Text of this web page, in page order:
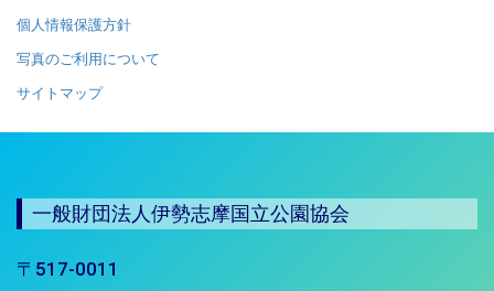
個人情報保護方針
写真のご利用について
サイトマップ
一般財団法人伊勢志摩国立公園協会
〒517-0011